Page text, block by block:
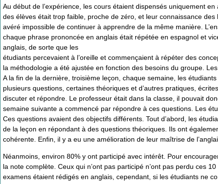
Au début de l’expérience, les cours étaient dispensés uniquement
des élèves était trop faible, proche de zéro, et leur connaissance
avéré impossible de continuer à apprendre de la même manière.
chaque phrase prononcée en anglais était répétée en espagnol et
anglais, de sorte que les
étudiants percevaient à l’oreille et commençaient à répéter des
la méthodologie a été ajustée en fonction des besoins du groupe.
A la fin de la dernière, troisième leçon, chaque semaine, les
plusieurs questions, certaines théoriques et d’autres pratiques,
discuter et répondre. Le professeur était dans la classe, il pouvait
semaine suivante a commencé par répondre à ces questions. Les
Ces questions avaient des objectifs différents. Tout d’abord, les
de la leçon en répondant à des questions théoriques. Ils ont
cohérente. Enfin, il y a eu une amélioration de leur maîtrise de
Néanmoins, environ 80% y ont participé avec intérêt. Pour
la note complète. Ceux qui n’ont pas participé n’ont pas perdu ces
examens étaient rédigés en anglais, cependant, si les étudiants ne